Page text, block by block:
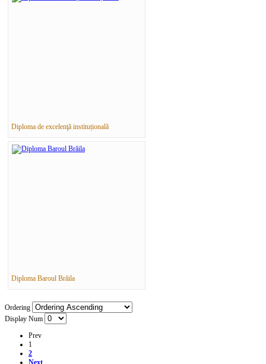
Diploma de excelenţă instituțională
Diploma Baroul Brăila
Ordering
Display Num
Prev
1
2
Next